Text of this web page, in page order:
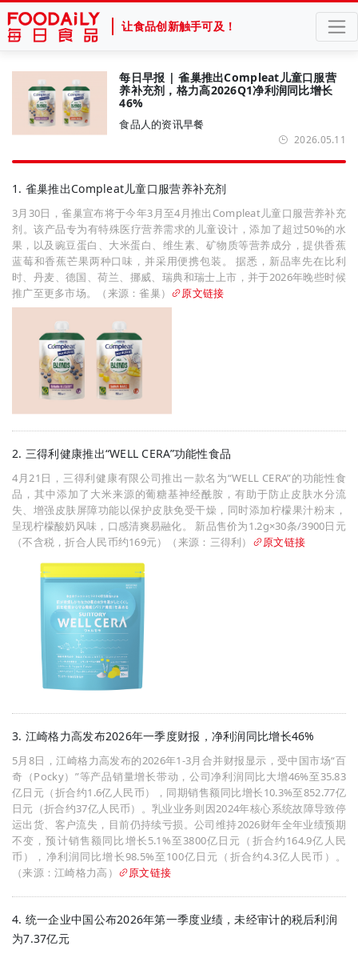
让食品创新触手可及！
每日早报 | 雀巢推出Compleat儿童口服营
养补充剂，格力高2026Q1净利润同比增长
46%
食品人的资讯早餐
2026.05.11
1. 雀巢推出Compleat儿童口服营养补充剂
3月30日，雀巢宣布将于今年3月至4月推出Compleat儿童口服营养补充
剂。该产品专为有特殊医疗营养需求的儿童设计，添加了超过50%的水
果，以及豌豆蛋白、大米蛋白、维生素、矿物质等营养成分，提供香蕉
蓝莓和香蕉芒果两种口味，并采用便携包装。 据悉，新品率先在比利
时、丹麦、德国、荷兰、挪威、瑞典和瑞士上市，并于2026年晚些时候
推广至更多市场。（来源：雀巢）
原文链接
2. 三得利健康推出“WELL CERA”功能性食品
4月21日，三得利健康有限公司推出一款名为“WELL CERA”的功能性食
品，其中添加了大米来源的葡糖基神经酰胺，有助于防止皮肤水分流
失、增强皮肤屏障功能以保护皮肤免受干燥，同时添加柠檬果汁粉末，
呈现柠檬酸奶风味，口感清爽易融化。 新品售价为1.2g×30条/3900日元
（不含税，折合人民币约169元）（来源：三得利）
原文链接
3. 江崎格力高发布2026年一季度财报，净利润同比增长46%
5月8日，江崎格力高发布的2026年1-3月合并财报显示，受中国市场“百
奇（Pocky）”等产品销量增长带动，公司净利润同比大增46%至35.83
亿日元（折合约1.6亿人民币），同期销售额同比增长10.3%至852.77亿
日元（折合约37亿人民币）。乳业业务则因2024年核心系统故障导致停
运出货、客户流失，目前仍持续亏损。公司维持2026财年全年业绩预期
不变，预计销售额同比增长5.1%至3800亿日元（折合约164.9亿人民
币），净利润同比增长98.5%至100亿日元（折合约4.3亿人民币）。
（来源：江崎格力高）
原文链接
4. 统一企业中国公布2026年第一季度业绩，未经审计的税后利润
为7.37亿元